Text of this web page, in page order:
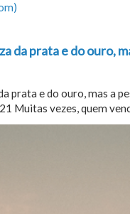
da prata e do ouro,
prata e do ouro, mas a
Muitas vezes, quem